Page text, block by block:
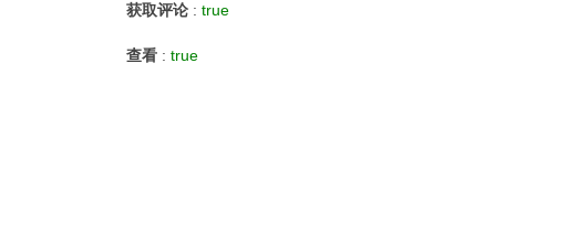
获取评论 : true
查看 : true